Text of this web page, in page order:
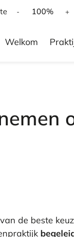
Tekst
10%
- 100% +
Welkom
de beste